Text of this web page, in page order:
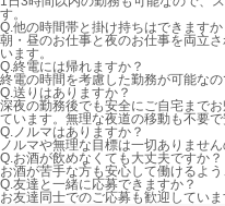
す。
Q.他の時間帯と掛け持ちはできますか
朝・昼のお仕事と夜のお仕事を両立
います。
Q.終電には帰れますか？
終電の時間を考慮した勤務が可能な
Q.送りはありますか？
深夜の勤務後でも安全にご自宅まで
ています。無理な夜道の移動も不要で
Q.ノルマはありますか？
ノルマや無理な目標は一切ありませ
Q.お酒が飲めなくても大丈夫ですか？
お酒が苦手な方も安心して働けるよ
Q.友達と一緒に応募できますか？
お友達同士でのご応募も歓迎してい